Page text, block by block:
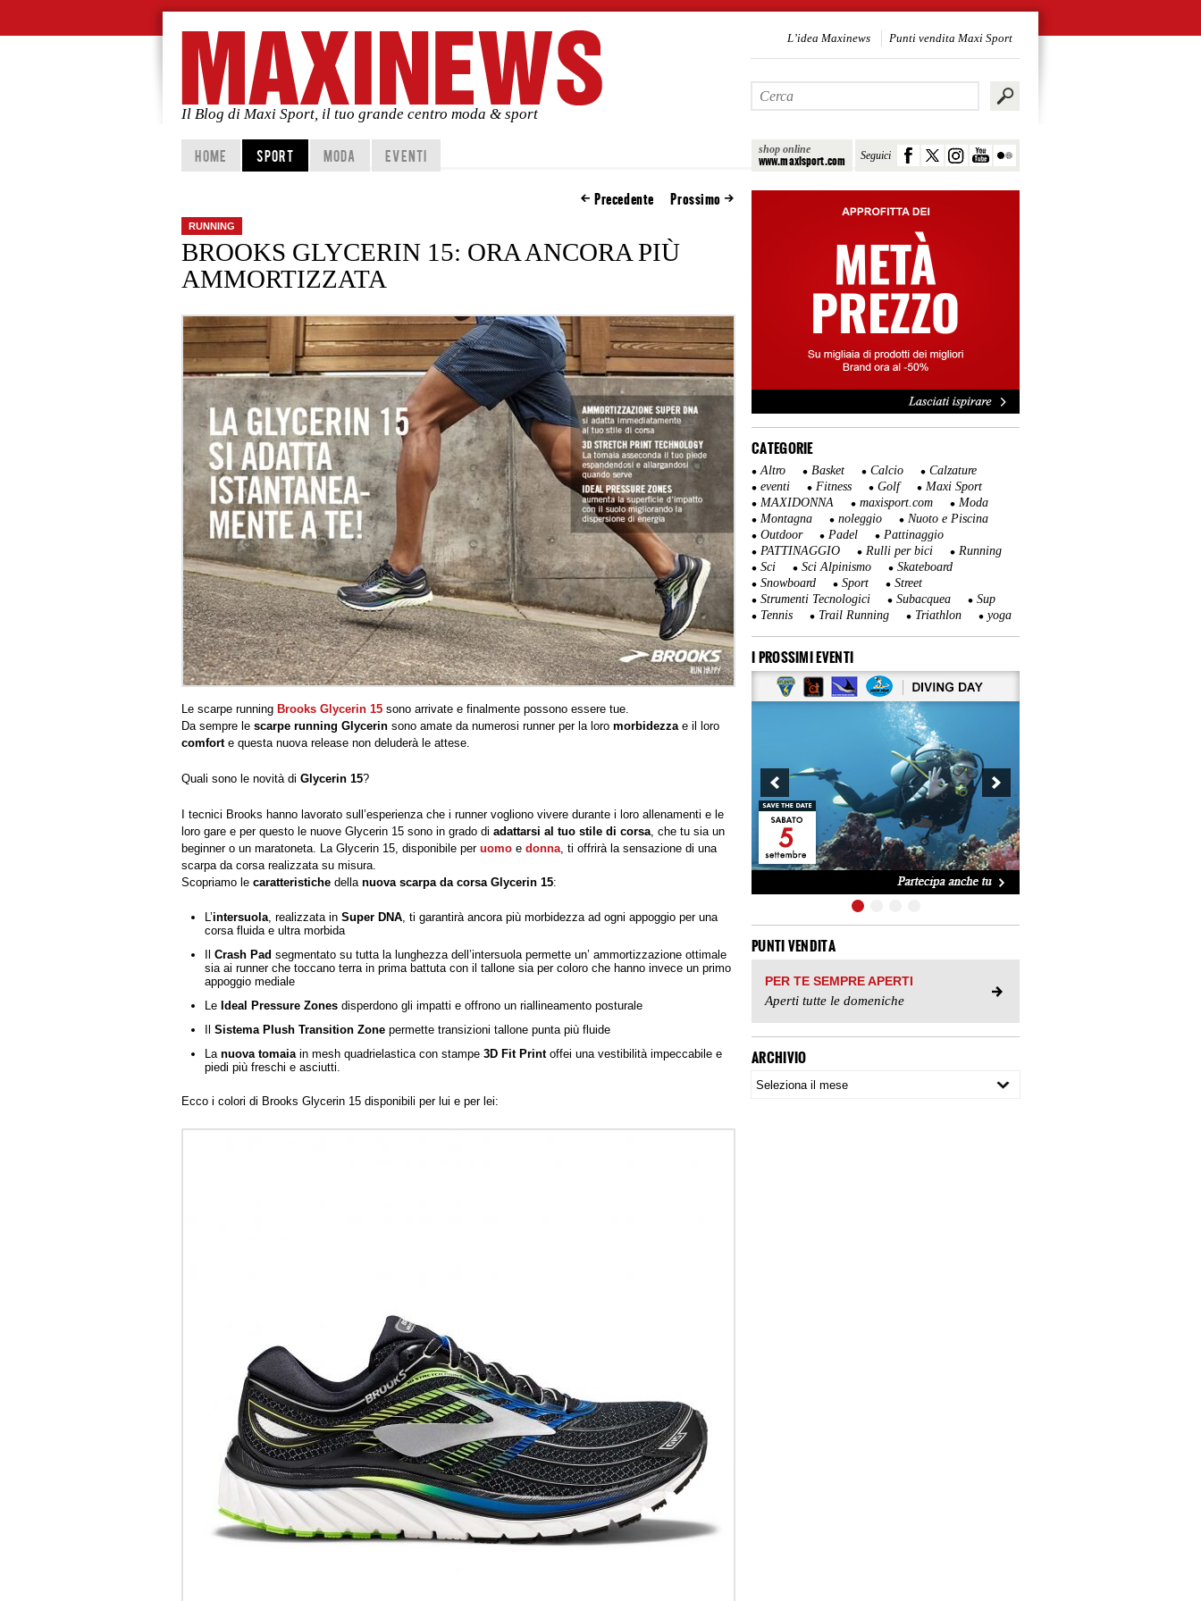
Il Blog di Maxi Sport, il tuo grande centro moda & sport
shop online
www.maxisport.com Seguici
L’idea Maxinews Punti vendita Maxi Sport
Vai al contenuto principale
Vai al contenuto secondario
HOME SPORT MODA EVENTI
Precedente Prossimo
RUNNING
BROOKS GLYCERIN 15: ORA ANCORA PIÙ
AMMORTIZZATA
Le scarpe running Brooks Glycerin 15 sono arrivate e finalmente possono essere tue.
Da sempre le scarpe running Glycerin sono amate da numerosi runner per la loro morbidezzae il loro
comforte questa nuova release non deluderà le attese.
Quali sono le novità di Glycerin 15?
I tecnici Brooks hanno lavorato sull’esperienza che i runner vogliono vivere durante i loro allenamenti e le
loro gare e per questo le nuove Glycerin 15 sono in grado di adattarsi al tuo stile di corsa, che tu sia un
beginner o un maratoneta. La Glycerin 15, disponibile per uomo e donna, ti offrirà la sensazione di una
scarpa da corsa realizzata su misura.
Scopriamo le caratteristiche della nuova scarpa da corsa Glycerin 15:
L’intersuola , realizzata in Super DNA , ti garantirà ancora più morbidezza ad ogni appoggio per una
corsa fluida e ultra morbida
Il Crash Pad segmentato su tutta la lunghezza dell’intersuola permette un’ ammortizzazione ottimale
sia ai runner che toccano terra in prima battuta con il tallone sia per coloro che hanno invece un primo
appoggio mediale
Le Ideal Pressure Zones disperdono gli impatti e offrono un riallineamento posturale
Il Sistema Plush Transition Zone permette transizioni tallone punta più fluide
La nuova tomaia in mesh quadrielastica con stampe 3D Fit Printoffei una vestibilità impeccabile e
piedi più freschi e asciutti.
Ecco i colori di Brooks Glycerin 15 disponibili per lui e per lei:
CATEGORIE
Altro Basket Calcio
Calzature
eventi
Fitness Golf
Maxi Sport
MAXIDONNA
maxisport.com
Moda
Montagna
noleggio
Nuoto e Piscina
Outdoor
Padel
Pattinaggio
PATTINAGGIO
Rulli per bici
Running
Sci
Sci Alpinismo
Skateboard
Snowboard
Sport
Street
Strumenti Tecnologici
Subacquea
Sup
Tennis
Trail Running Triathlon yoga
I PROSSIMI EVENTI
PUNTI VENDITA
PER TE SEMPRE APERTI
Aperti tutte le domeniche
ARCHIVIO